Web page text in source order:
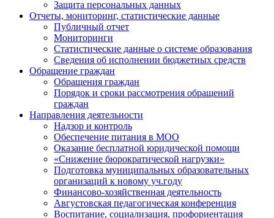
Защита персональных данных
Отчеты, мониторинг, статистические данные
Публичный отчет
Мониторинги
Статистические данные о системе образования
Сведения об исполнении бюджетных средств
Обращение граждан
Обращения граждан
Порядок и сроки рассмотрения обращений
граждан
Направления деятельности
Надзор и контроль
Обеспечение питания в МОО
Оказание бесплатной юридической помощи
«Снижение бюрократической нагрузки»
Подготовка муниципальных образовательных
организаций к новому уч.году
Финансово-хозяйственная деятельность
Августовская педагогическая конференция
Воспитание, социализация, профориентация